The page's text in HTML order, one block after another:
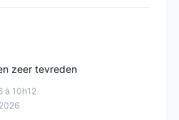
à 10h12
zeer tevreden